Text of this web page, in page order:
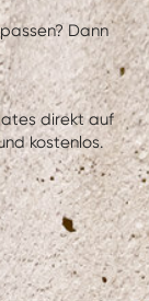
Dann
direkt auf
kostenlos.